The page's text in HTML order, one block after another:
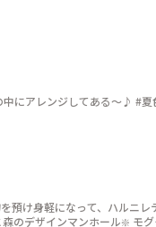
色さがし #自然にふれる #軽井沢#ハルニ
預け身軽になって、ハルニレ